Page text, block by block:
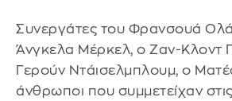
Συνεργάτες του Φρανσουά
Άνγκελα Μέρκελ, ο Ζαν-Κλοντ
Γερούν Ντάισελμπλουμ, ο
άνθρωποι που συμμετείχαν στις